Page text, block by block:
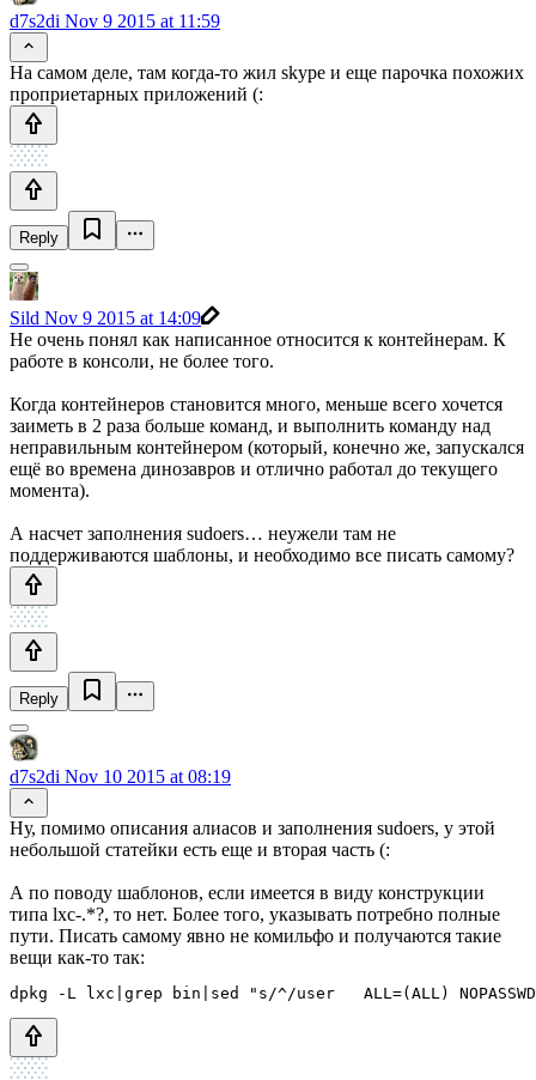
d7s2di Nov 9 2015 at 11:59
На самом деле, там когда-то жил skype и еще парочка похожих
проприетарных приложений (:
Reply
Sild Nov 9 2015 at 14:09
Не очень понял как написанное относится к контейнерам. К
работе в консоли, не более того.
Когда контейнеров становится много, меньше всего хочется
заиметь в 2 раза больше команд, и выполнить команду над
неправильным контейнером (который, конечно же, запускался
ещё во времена динозавров и отлично работал до текущего
момента).
А насчет заполнения sudoers… неужели там не
поддерживаются шаблоны, и необходимо все писать самому?
Reply
d7s2di Nov 10 2015 at 08:19
Ну, помимо описания алиасов и заполнения sudoers, у этой
небольшой статейки есть еще и вторая часть (:
А по поводу шаблонов, если имеется в виду конструкции
типа lxc-.*?, то нет. Более того, указывать потребно полные
пути. Писать самому явно не комильфо и получаются такие
вещи как-то так:
dpkg -L lxc|grep bin|sed "s/^/user   ALL=(ALL)